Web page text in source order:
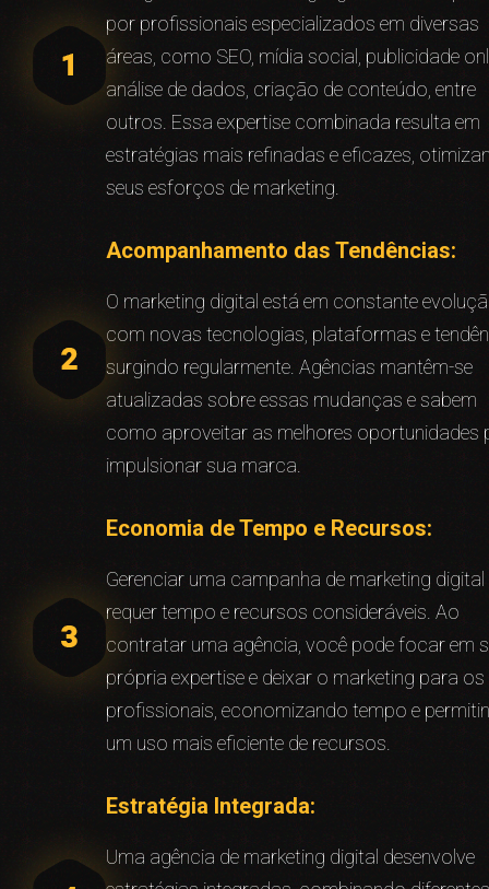
por profissionais especializados em diversas
áreas, como SEO, mídia social, publicidade
análise de dados, criação de conteúdo, entre
outros. Essa expertise combinada resulta em
estratégias mais refinadas e eficazes,
seus esforços de marketing.
Acompanhamento das Tendências:
O marketing digital está em constante
com novas tecnologias, plataformas e
surgindo regularmente. Agências mantêm-se
atualizadas sobre essas mudanças e sabem
como aproveitar as melhores oportunidades
impulsionar sua marca.
Economia de Tempo e Recursos:
Gerenciar uma campanha de marketing digital
requer tempo e recursos consideráveis. Ao
contratar uma agência, você pode focar em
própria expertise e deixar o marketing para os
profissionais, economizando tempo e
um uso mais eficiente de recursos.
Estratégia Integrada:
Uma agência de marketing digital desenvolve